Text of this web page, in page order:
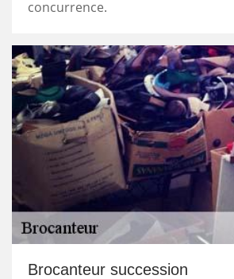
concurrence.
Brocanteur succession